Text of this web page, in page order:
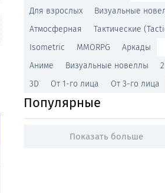
Для взрослых
Визуальные
Атмосферная
Тактические
Isometric
MMORPG
Аркады
Аниме
Визуальные новеллы
3D
От 1-го лица От 3-го лица
Популярные
Показать больше